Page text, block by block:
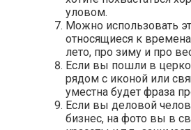
уловом.
Можно использовать
относящиеся к
лето, про зиму и про
Если вы пошли в
рядом с иконой или
уместна будет фраза
Если вы деловой
бизнес, на фото вы в